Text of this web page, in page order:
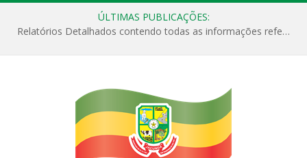
ÚLTIMAS PUBLICAÇÕES:
Relatórios Detalhados contendo todas as informações referentes a execução de recursos destinados ao fomento de projetos culturais no Município de Jacundá entre os anos de 2022 ao presente ano de 2026.